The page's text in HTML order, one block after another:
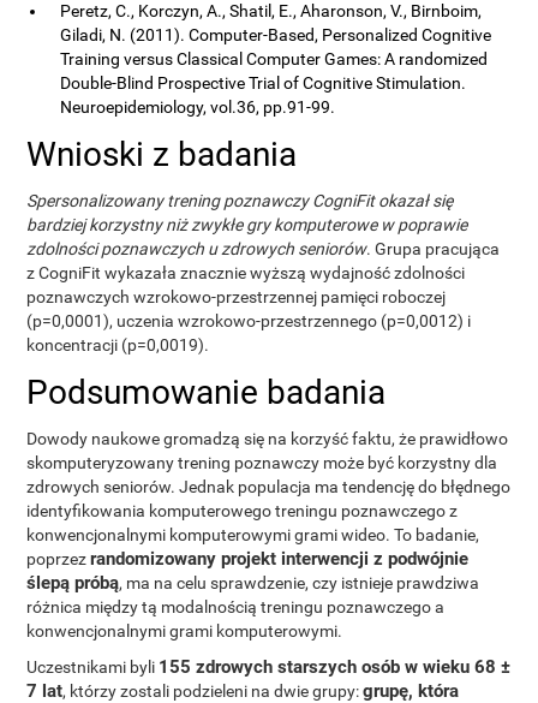
Peretz, C., Korczyn, A., Shatil, E., Aharonson, V., Birnboim,
Giladi, N. (2011). Computer-Based, Personalized Cognitive
Training versus Classical Computer Games: A randomized
Double-Blind Prospective Trial of Cognitive Stimulation.
Neuroepidemiology, vol.36, pp.91-99.
Wnioski z badania
Spersonalizowany trening poznawczy CogniFit okazał się
bardziej korzystny niż zwykłe gry komputerowe w poprawie
zdolności poznawczych u zdrowych seniorów. Grupa pracująca
z CogniFit wykazała znacznie wyższą wydajność zdolności
poznawczych wzrokowo-przestrzennej pamięci roboczej
(p=0,0001), uczenia wzrokowo-przestrzennego (p=0,0012) i
koncentracji (p=0,0019).
Podsumowanie badania
Dowody naukowe gromadzą się na korzyść faktu, że prawidłowo
skomputeryzowany trening poznawczy może być korzystny dla
zdrowych seniorów. Jednak populacja ma tendencję do błędnego
identyfikowania komputerowego treningu poznawczego z
konwencjonalnymi komputerowymi grami wideo. To badanie,
poprzezrandomizowany projekt interwencji z podwójnie
ślepą próbą, ma na celu sprawdzenie, czy istnieje prawdziwa
różnica między tą modalnością treningu poznawczego a
konwencjonalnymi grami komputerowymi.
Uczestnikami byli 155 zdrowych starszych osób w wieku 68 ±
7 lat, którzy zostali podzieleni na dwie grupy:grupę, która